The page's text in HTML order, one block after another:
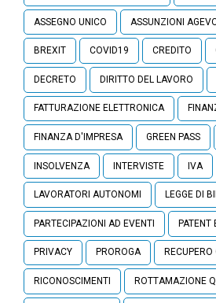
ASSEGNO UNICO ASSUNZIONI
BREXIT COVID19 CREDITO
DECRETO DIRITTO DEL LAVORO
FATTURAZIONE ELETTRONICA
FINANZA D'IMPRESA GREEN PASS
INSOLVENZA INTERVISTE IVA
LAVORATORI AUTONOMI LEGGE DI
PARTECIPAZIONI AD EVENTI PATENT
PRIVACY PROROGA RECUPERO
RICONOSCIMENTI ROTTAMAZIONE